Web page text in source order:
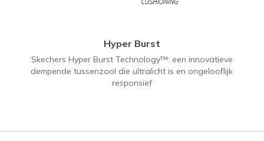
Hyper Burst
Skechers Hyper Burst Technology™: een innovatieve
dempende tussenzool die ultralicht is en ongelooflijk
responsief